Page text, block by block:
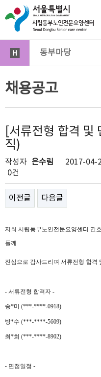
동부마당
채용공고
[서류전형 합격
직)
작성자 은수림 2017-04-
0건
이전글 다음글
저희 시립동부노인전문요양센터 간
들께
진심으로 감사드리며 서류전형 합격
- 서류전형 합격자​ -
송*미 (***-****-0918)
방*수 (***-****-5609)
최*희 (***-****-8902)
- 면접일정 -